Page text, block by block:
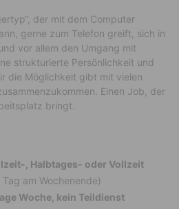
der mit dem Computer
gerne zum Telefon greift, sich in
vor allem den Umgang mit
strukturierte Persönlichkeit und
die Möglichkeit gibt mit vielen
Einen Job, der
bringt.
, Halbtages- oder Vollzeit
am Wochenende)
Woche, kein Teildienst